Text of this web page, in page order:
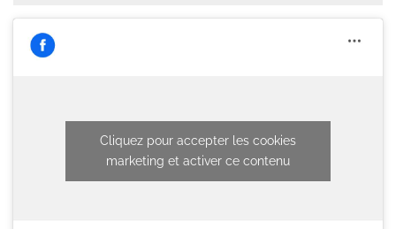
Cliquez pour accepter les cookies
marketing et activer ce contenu